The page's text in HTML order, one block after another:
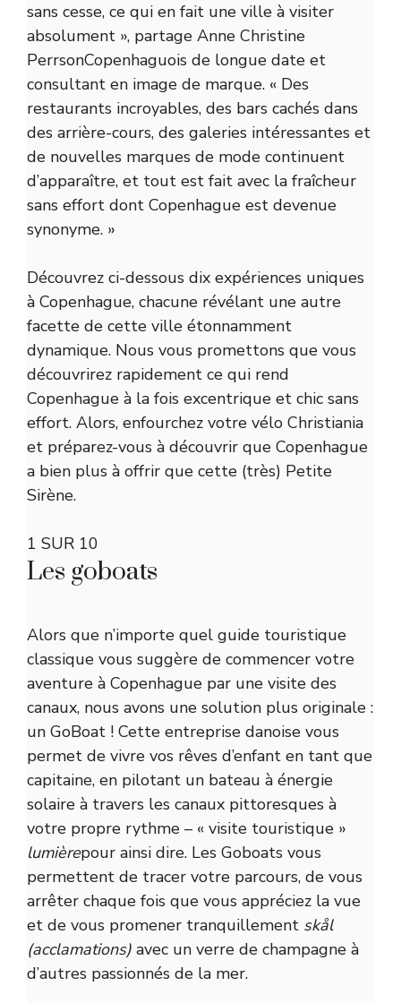
sans cesse, ce qui en fait une ville à visiter
absolument », partage Anne Christine
PerrsonCopenhaguois de longue date et
consultant en image de marque. « Des
restaurants incroyables, des bars cachés dans
des arrière-cours, des galeries intéressantes et
de nouvelles marques de mode continuent
d’apparaître, et tout est fait avec la fraîcheur
sans effort dont Copenhague est devenue
synonyme. »
Découvrez ci-dessous dix expériences uniques
à Copenhague, chacune révélant une autre
facette de cette ville étonnamment
dynamique. Nous vous promettons que vous
découvrirez rapidement ce qui rend
Copenhague à la fois excentrique et chic sans
effort. Alors, enfourchez votre vélo Christiania
et préparez-vous à découvrir que Copenhague
a bien plus à offrir que cette (très) Petite
Sirène.
1 SUR 10
Les goboats
Alors que n’importe quel guide touristique
classique vous suggère de commencer votre
aventure à Copenhague par une visite des
canaux, nous avons une solution plus originale :
un GoBoat ! Cette entreprise danoise vous
permet de vivre vos rêves d’enfant en tant que
capitaine, en pilotant un bateau à énergie
solaire à travers les canaux pittoresques à
votre propre rythme – « visite touristique »
lumièrepour ainsi dire. Les Goboats vous
permettent de tracer votre parcours, de vous
arrêter chaque fois que vous appréciez la vue
et de vous promener tranquillement skål
(acclamations) avec un verre de champagne à
d’autres passionnés de la mer.